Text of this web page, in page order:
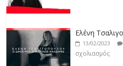
σχολιασμός
13/02/2023
σχολιασμός